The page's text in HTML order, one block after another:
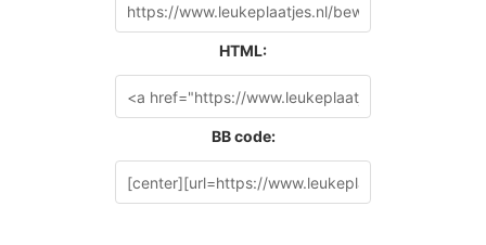
HTML:
BB code: